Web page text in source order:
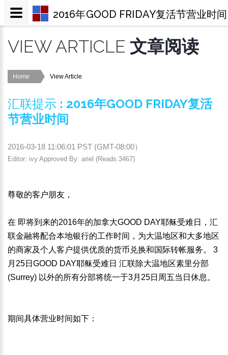
VIEW ARTICLE 文章阅读
Home View Article
汇联提示 : 2016年GOOD FRIDAY复活
节营业时间
2016-03-18 11:06:01 PST (GMT-08:00）
Editor: ivy Approved By: ariel (Reads:3467)
尊敬的客户朋友，
在 即将到来的2016年的加拿大GOOD DAY耶稣受难日，汇
联金融将配合本地银行的工作时间，为大温地区和大多地区
的商家及个人客户提供优质的货币兑换和国际转帐服务。 3
月25日GOOD DAY耶稣受难日 汇联除大温地区素里分部
(Surrey) 以外的所有分部将统一于3月25日周五当日休息。
期间具体营业时间如下：
2016年GOOD FRIDAY复活节营业时间